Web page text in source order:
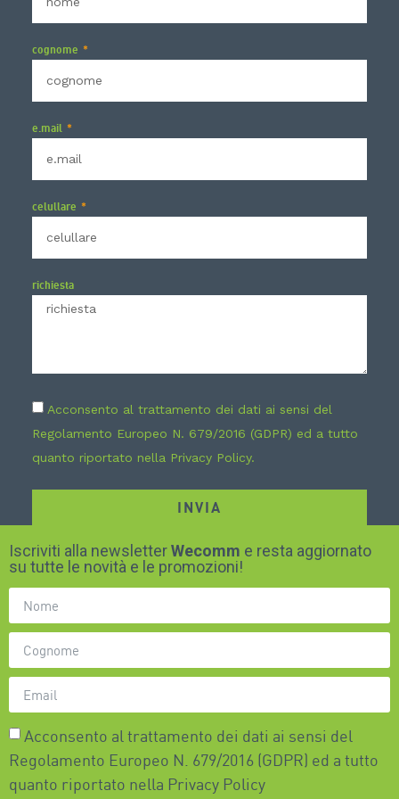
cognome
e.mail
celullare
richiesta
Acconsento al trattamento dei dati ai sensi del
Regolamento Europeo N. 679/2016 (GDPR) ed a tutto
quanto riportato nella Privacy Policy.
INVIA
Iscriviti alla newsletterWecomm e resta aggiornato
su tutte le novità e le promozioni!
Acconsento al trattamento dei dati ai sensi del
Regolamento Europeo N. 679/2016 (GDPR) ed a tutto
quanto riportato nella Privacy Policy